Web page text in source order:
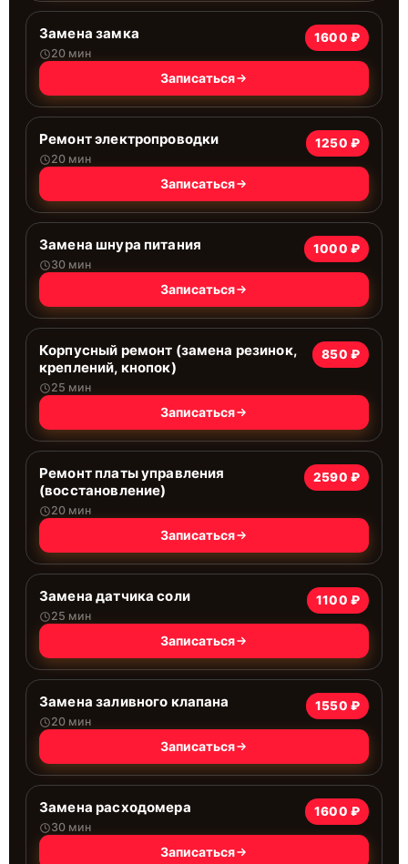
Замена замка
20 мин
1600 ₽
Записаться
Ремонт электропроводки
20 мин
1250 ₽
Записаться
Замена шнура питания
30 мин
1000 ₽
Записаться
Корпусный ремонт (замена резинок,
креплений, кнопок)
25 мин
850 ₽
Записаться
Ремонт платы управления
(восстановление)
20 мин
2590 ₽
Записаться
Замена датчика соли
25 мин
1100 ₽
Записаться
Замена заливного клапана
20 мин
1550 ₽
Записаться
Замена расходомера
30 мин
1600 ₽
Записаться